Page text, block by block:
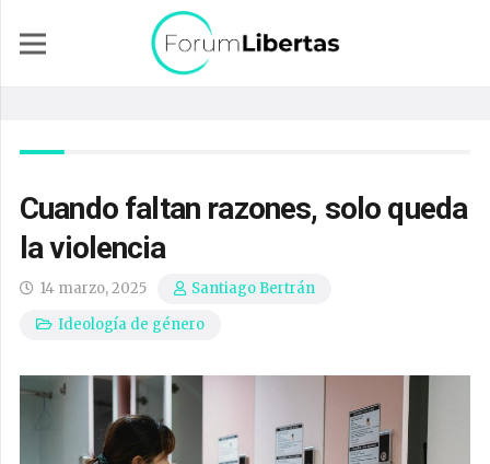
Cuando faltan razones, solo queda
la violencia
14 marzo, 2025
Santiago Bertrán
Ideología de género